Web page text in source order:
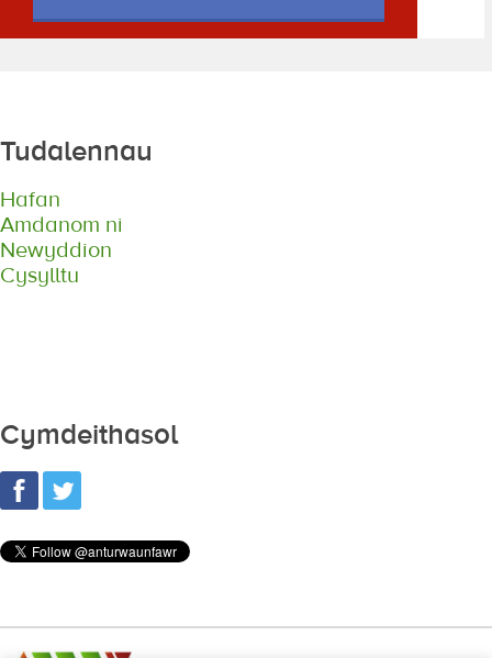
Tudalennau
Hafan
Amdanom ni
Newyddion
Cysylltu
Cymdeithasol